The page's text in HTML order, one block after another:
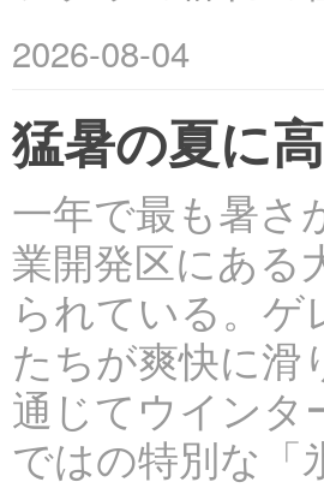
2026-08-04
猛暑の夏に
一年で最も暑さ
業開発区にある
られている。
たちが爽快に滑
通じてウインタ
ではの特別な